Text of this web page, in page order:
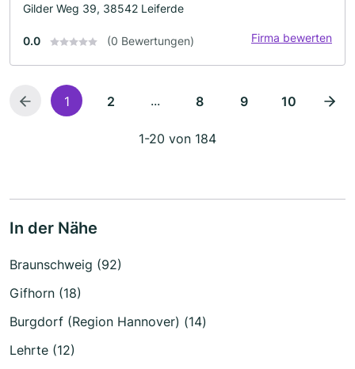
Gilder Weg 39, 38542 Leiferde
0.0 (0 Bewertungen) Firma bewerten
1 2 ... 8 9 10
1-20 von 184
In der Nähe
Braunschweig (92)
Gifhorn (18)
Burgdorf (Region Hannover) (14)
Lehrte (12)